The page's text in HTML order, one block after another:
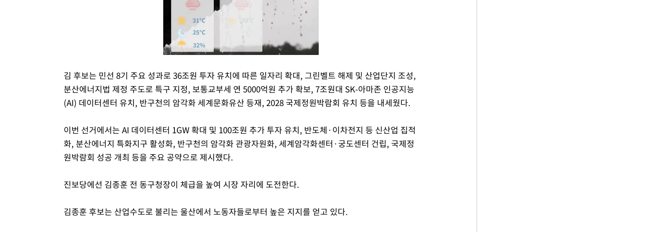
Mute
김 후보는 민선 8기 주요 성과로 36조원 투자 유치에 따른 일자리 확대, 그린벨트 해제 및 산업단지 조성,
분산에너지법 제정 주도로 특구 지정, 보통교부세 연 5000억원 추가 확보, 7조원대 SK-아마존 인공지능
(AI) 데이터센터 유치, 반구천의 암각화 세계문화유산 등재, 2028 국제정원박람회 유치 등을 내세웠다.
이번 선거에서는 AI 데이터센터 1GW 확대 및 100조원 추가 투자 유치, 반도체·이차전지 등 신산업 집적
화, 분산에너지 특화지구 활성화, 반구천의 암각화 관광자원화, 세계암각화센터·궁도센터 건립, 국제정
원박람회 성공 개최 등을 주요 공약으로 제시했다.
진보당에선 김종훈 전 동구청장이 체급을 높여 시장 자리에 도전한다.
김종훈 후보는 산업수도로 불리는 울산에서 노동자들로부터 높은 지지를 얻고 있다.